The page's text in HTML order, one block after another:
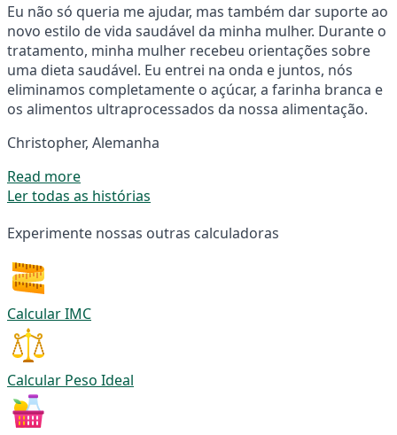
Eu não só queria me ajudar, mas também dar suporte ao
novo estilo de vida saudável da minha mulher. Durante o
tratamento, minha mulher recebeu orientações sobre
uma dieta saudável. Eu entrei na onda e juntos, nós
eliminamos completamente o açúcar, a farinha branca e
os alimentos ultraprocessados da nossa alimentação.
Christopher, Alemanha
Read more
Ler todas as histórias
Experimente nossas outras calculadoras
Calcular IMC
Calcular Peso Ideal